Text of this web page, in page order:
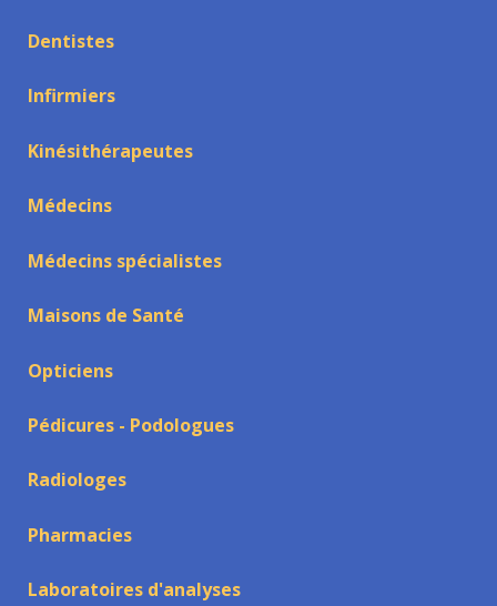
Dentistes
Infirmiers
Kinésithérapeutes
Médecins
Médecins spécialistes
Maisons de Santé
Opticiens
Pédicures - Podologues
Radiologes
Pharmacies
Laboratoires d'analyses